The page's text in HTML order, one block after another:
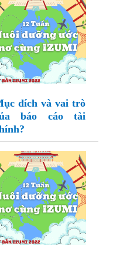
đích và vai trò
báo cáo tài